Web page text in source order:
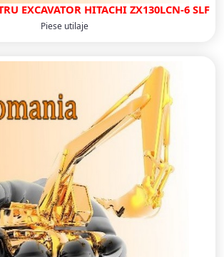
EXCAVATOR HITACHI ZX130LCN-6 SLF
Piese utilaje